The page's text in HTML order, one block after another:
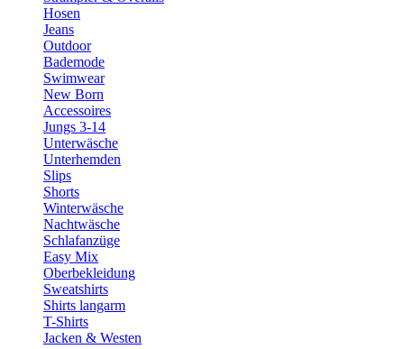
Hosen
Jeans
Outdoor
Bademode
Swimwear
New Born
Accessoires
Jungs 3-14
Unterwäsche
Unterhemden
Slips
Shorts
Winterwäsche
Nachtwäsche
Schlafanzüge
Easy Mix
Oberbekleidung
Sweatshirts
Shirts langarm
T-Shirts
Jacken & Westen